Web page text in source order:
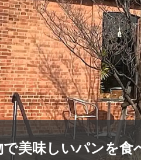
美味しいパンを